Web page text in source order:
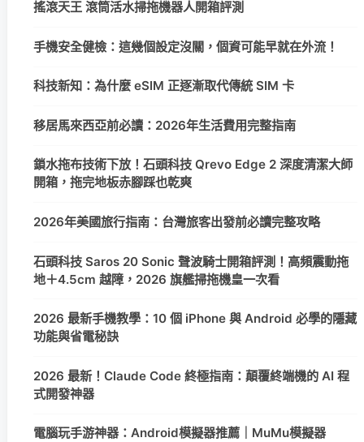
搖滾天王 滾筒活水掃拖機器人開箱評測
手機安全健檢：這幾個設定沒關，個資可能早就在外流！
科技新知：為什麼 eSIM 正逐漸取代傳統 SIM 卡
移居馬來西亞前必讀：2026年生活費用完整指南
鎖水拖布技術下放！石頭科技 Qrevo Edge 2 深度清潔大師
開箱，拖完地板赤腳踩也乾爽
2026年美國旅行指南：台灣旅客出發前必讀完整攻略
石頭科技 Saros 20 Sonic 聲波騎士開箱評測！高頻震動拖
地＋4.5cm 越障，2026 旗艦掃拖機皇一次看
2026 最新手機教學：10 個 iPhone 與 Android 必學的隱藏
功能與省電秘訣
2026 最新！Claude Code 終極指南：顛覆終端機的 AI 程
式開發神器
電腦玩手游神器：Android模擬器推薦｜MuMu模擬器